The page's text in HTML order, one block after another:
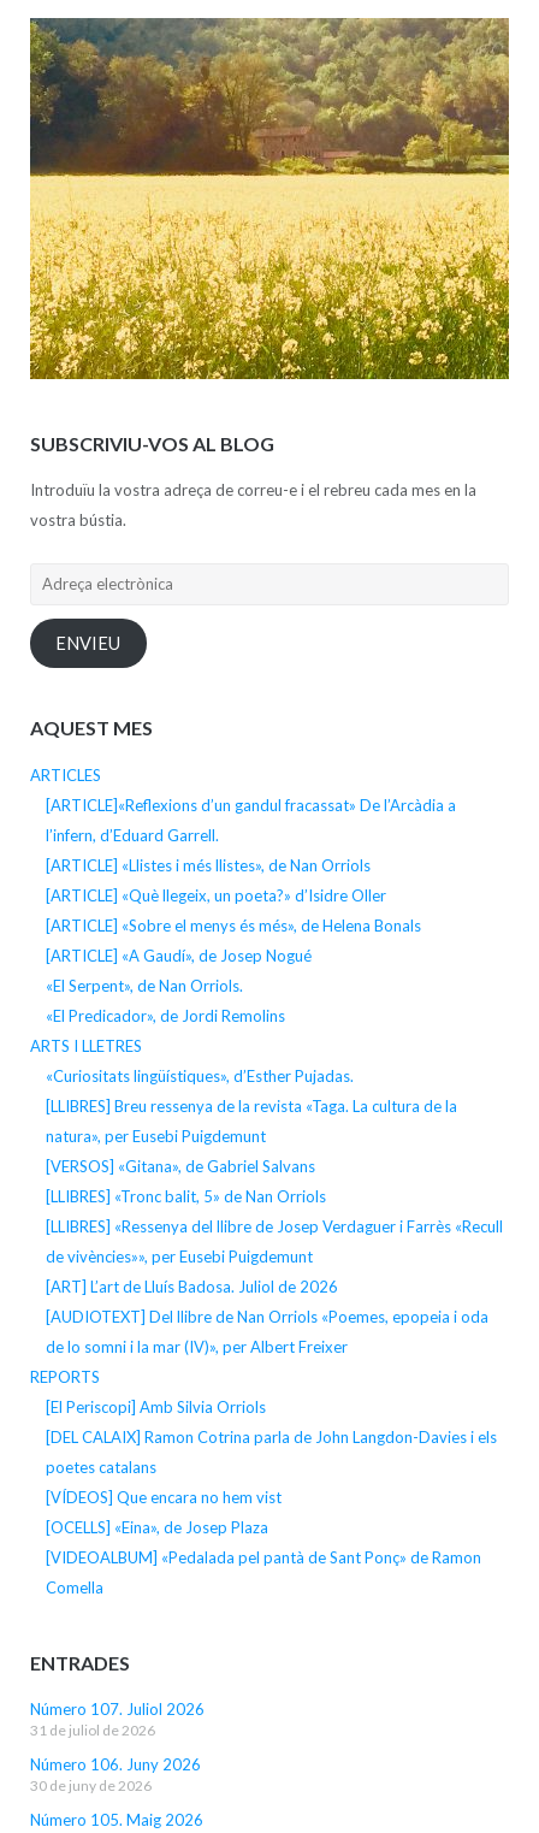
SUBSCRIVIU-VOS AL BLOG
Introduïu la vostra adreça de correu-e i el rebreu cada mes en la
vostra bústia.
Adreça
ENVIEU
AQUEST MES
ARTICLES
[ARTICLE]«Reflexions d’un gandul fracassat» De l’Arcàdia a
l’infern, d’Eduard Garrell.
[ARTICLE] «Llistes i més llistes», de Nan Orriols
[ARTICLE] «Què llegeix, un poeta?» d’Isidre Oller
[ARTICLE] «Sobre el menys és més», de Helena Bonals
[ARTICLE] «A Gaudí», de Josep Nogué
«El Serpent», de Nan Orriols.
«El Predicador», de Jordi Remolins
ARTS I LLETRES
«Curiositats lingüístiques», d’Esther Pujadas.
[LLIBRES] Breu ressenya de la revista «Taga. La cultura de la
natura», per Eusebi Puigdemunt
[VERSOS] «Gitana», de Gabriel Salvans
[LLIBRES] «Tronc balit, 5» de Nan Orriols
[LLIBRES] «Ressenya del llibre de Josep Verdaguer i Farrès «Recull
de vivències»», per Eusebi Puigdemunt
[ART] L’art de Lluís Badosa. Juliol de 2026
[AUDIOTEXT] Del llibre de Nan Orriols «Poemes, epopeia i oda
de lo somni i la mar (IV)», per Albert Freixer
REPORTS
[El Periscopi] Amb Silvia Orriols
[DEL CALAIX] Ramon Cotrina parla de John Langdon-Davies i els
poetes catalans
[VÍDEOS] Que encara no hem vist
[OCELLS] «Eina», de Josep Plaza
[VIDEOALBUM] «Pedalada pel pantà de Sant Ponç» de Ramon
Comella
ENTRADES
Número 107. Juliol 2026
31 de juliol de 2026
Número 106. Juny 2026
30 de juny de 2026
Número 105. Maig 2026